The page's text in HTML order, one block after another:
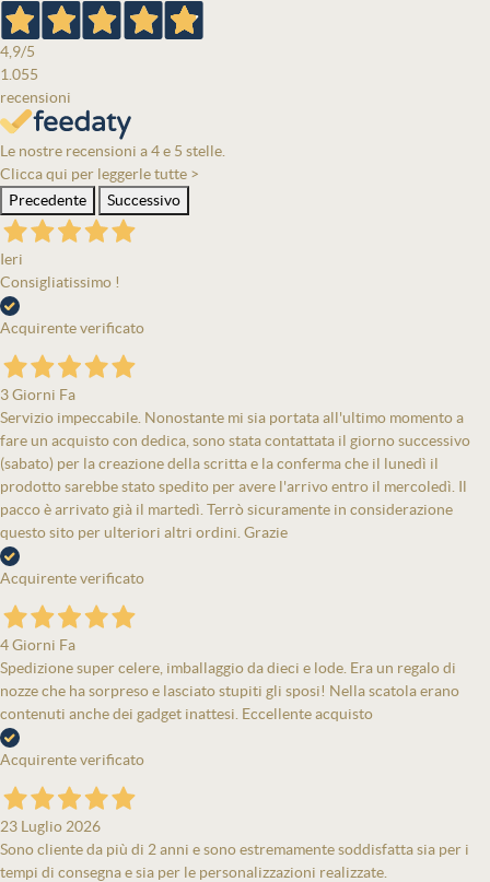
4,9/5
1.055
recensioni
Le nostre recensioni a 4 e 5 stelle.
Clicca qui per leggerle tutte >
Precedente
Successivo
Ieri
Consigliatissimo !
Acquirente verificato
3 Giorni Fa
Servizio impeccabile. Nonostante mi sia portata all'ultimo momento a
fare un acquisto con dedica, sono stata contattata il giorno successivo
(sabato) per la creazione della scritta e la conferma che il lunedì il
prodotto sarebbe stato spedito per avere l'arrivo entro il mercoledì. Il
pacco è arrivato già il martedì. Terrò sicuramente in considerazione
questo sito per ulteriori altri ordini. Grazie
Acquirente verificato
4 Giorni Fa
Spedizione super celere, imballaggio da dieci e lode. Era un regalo di
nozze che ha sorpreso e lasciato stupiti gli sposi! Nella scatola erano
contenuti anche dei gadget inattesi. Eccellente acquisto
Acquirente verificato
23 Luglio 2026
Sono cliente da più di 2 anni e sono estremamente soddisfatta sia per i
tempi di consegna e sia per le personalizzazioni realizzate.